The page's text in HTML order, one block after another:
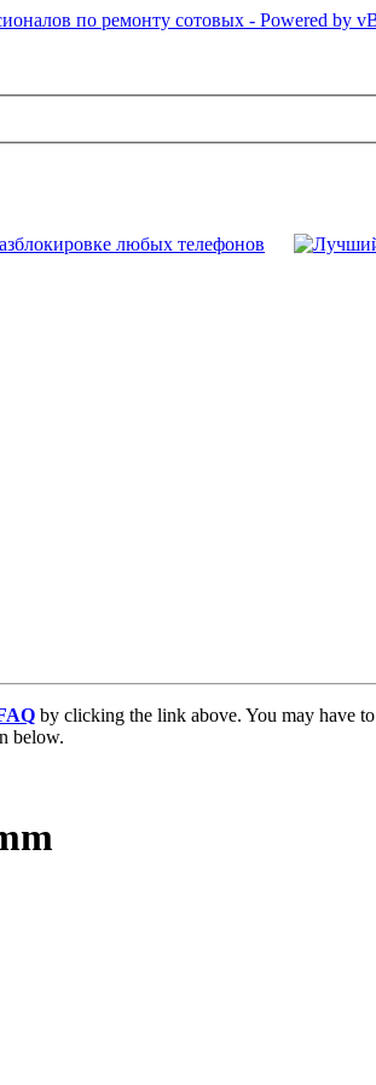
by clicking the link above. You may have to
below.